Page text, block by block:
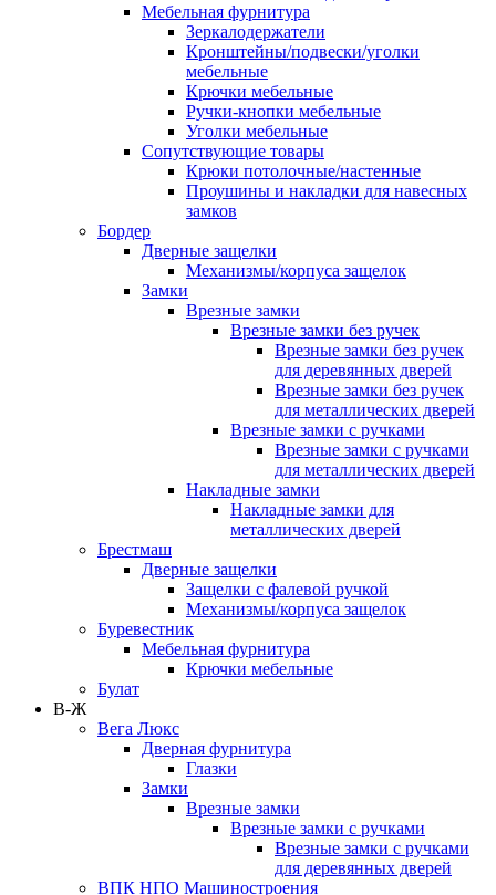
Мебельная фурнитура
Зеркалодержатели
Кронштейны/подвески/уголки
мебельные
Крючки мебельные
Ручки-кнопки мебельные
Уголки мебельные
Сопутствующие товары
Крюки потолочные/настенные
Проушины и накладки для навесных
замков
Бордер
Дверные защелки
Механизмы/корпуса защелок
Замки
Врезные замки
Врезные замки без ручек
Врезные замки без ручек
для деревянных дверей
Врезные замки без ручек
для металлических дверей
Врезные замки с ручками
Врезные замки с ручками
для металлических дверей
Накладные замки
Накладные замки для
металлических дверей
Брестмаш
Дверные защелки
Защелки с фалевой ручкой
Механизмы/корпуса защелок
Буревестник
Мебельная фурнитура
Крючки мебельные
Булат
В-Ж
Вега Люкс
Дверная фурнитура
Глазки
Замки
Врезные замки
Врезные замки с ручками
Врезные замки с ручками
для деревянных дверей
ВПК НПО Машиностроения